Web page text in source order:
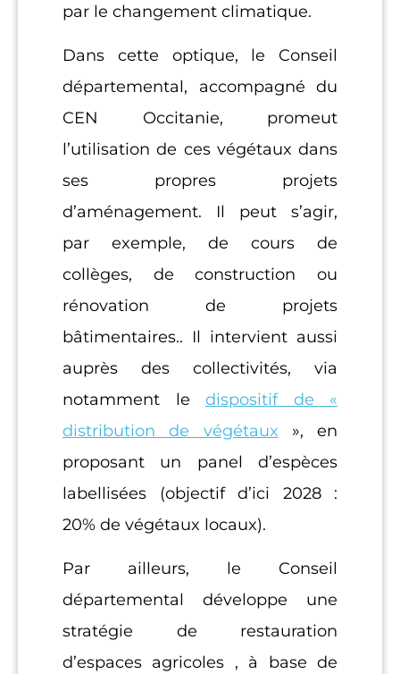
par le changement climatique.
Dans cette optique, le Conseil
départemental, accompagné du
CEN Occitanie, promeut
l’utilisation de ces végétaux dans
ses propres projets
d’aménagement. Il peut s’agir,
par exemple, de cours de
collèges, de construction ou
rénovation de projets
bâtimentaires.. Il intervient aussi
auprès des collectivités, via
notamment le dispositif de «
distribution de végétaux », en
proposant un panel d’espèces
labellisées (objectif d’ici 2028 :
20% de végétaux locaux).
Par ailleurs, le Conseil
départemental développe une
stratégie de restauration
d’espaces agricoles , à base de